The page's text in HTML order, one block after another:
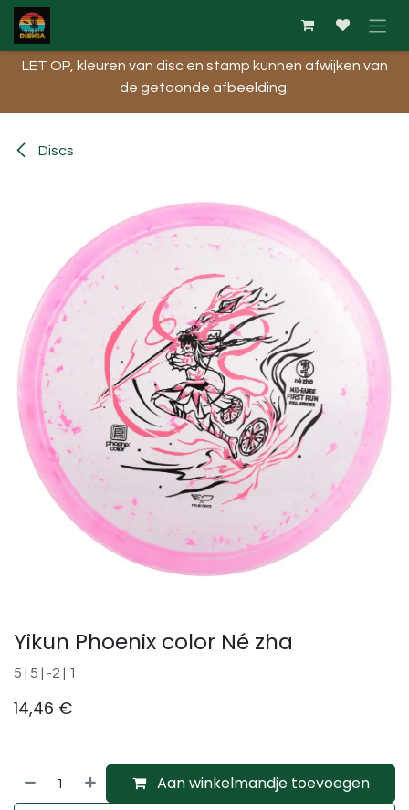
Overslaan naar inhoud
LET OP, kleuren van disc en stamp kunnen afwijken van
de getoonde afbeelding.​
Discs
Yikun Phoenix color Né zha
5 | 5 | -2 | 1
14,46 €
Aan winkelmandje toevoegen